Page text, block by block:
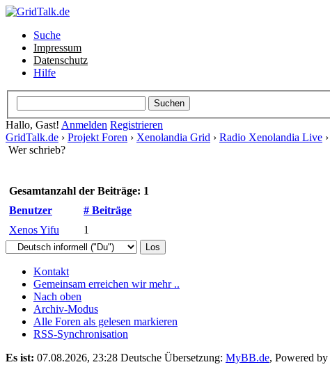
Suche
Impressum
Datenschutz
Hilfe
Hallo, Gast! Anmelden Registrieren
GridTalk.de › Projekt Foren › Xenolandia Grid › Radio Xenolandia Live ›
Wer schrieb?
Gesamtanzahl der Beiträge: 1
Benutzer
# Beiträge
Xenos Yifu
1
Kontakt
Gemeinsam erreichen wir mehr ..
Nach oben
Archiv-Modus
Alle Foren als gelesen markieren
RSS-Synchronisation
Es ist: 07.08.2026, 23:28 Deutsche Übersetzung: MyBB.de, Powered by